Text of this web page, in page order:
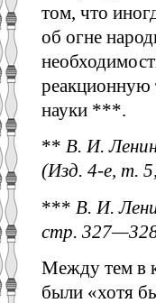
том, что
об огне
реакционную
науки ***.
** В. И.
(Изд. 4-е, т.
*** В. И.
стр.
Между тем в
были «хотя